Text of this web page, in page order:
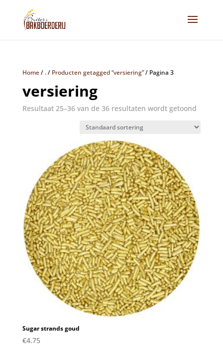
Home/ ./ Producten getagged “versiering”/ Pagina 3
versiering
Resultaat 25–36 van de 36 resultaten wordt getoond
Sugar strands goud
€4.75